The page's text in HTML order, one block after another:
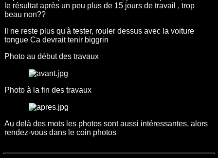
le résultat après un peu plus de 15 jours de travail , trop
beau non??
Il ne reste plus qu'à tester, rouler dessus avec la voiture
tongue Ca devrait tenir biggrin
Photo au début des travaux
Photo à la fin des travaux
Au delà des mots les photos sont aussi intéressantes, alors
rendez-vous dans le coin photos